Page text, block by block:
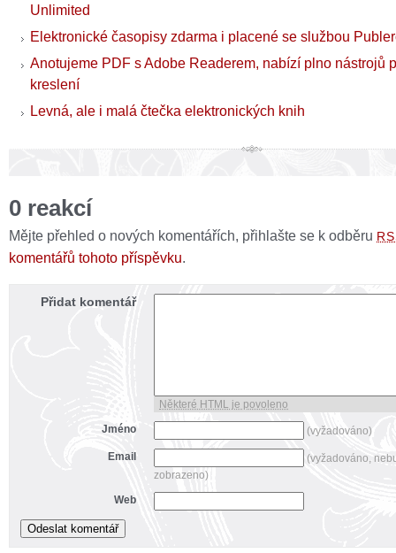
Unlimited
Elektronické časopisy zdarma i placené se službou
Anotujeme PDF s Adobe Readerem, nabízí plno nástrojů
kreslení
Levná, ale i malá čtečka elektronických knih
0 reakcí
Mějte přehled o nových komentářích, přihlašte se k odběru
komentářů tohoto příspěvku.
Přidat komentář
Některé HTML je povoleno
Jméno
(vyžadováno)
Email
(vyžadováno,
zobrazeno)
Web